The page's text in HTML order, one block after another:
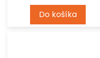
Do košíka